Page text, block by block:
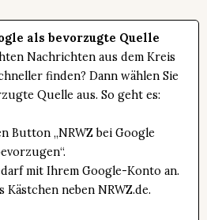
als bevorzugte Quelle
Nachrichten aus dem Kreis
finden? Dann wählen Sie
Quelle aus. So geht es:
Button „NRWZ bei Google
mit Ihrem Google-Konto an.
Kästchen neben NRWZ.de.